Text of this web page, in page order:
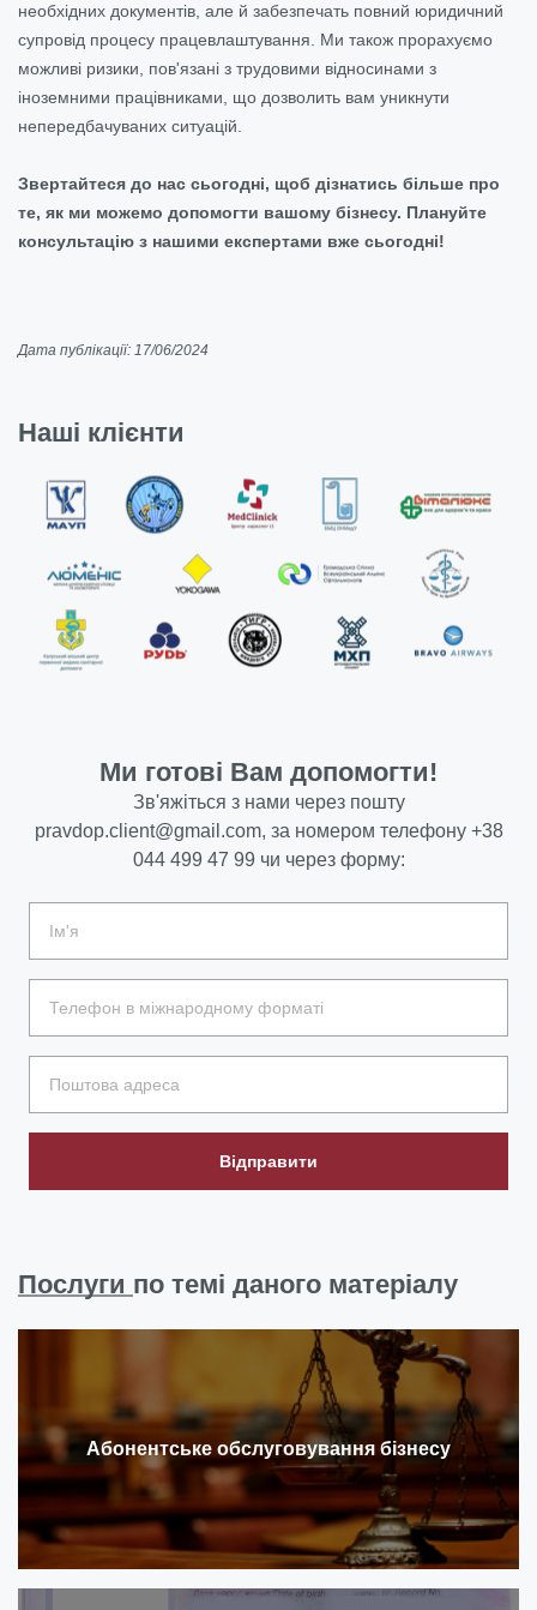
необхідних документів, але й забезпечать повний юридичний
супровід процесу працевлаштування. Ми також прорахуємо
можливі ризики, пов'язані з трудовими відносинами з
іноземними працівниками, що дозволить вам уникнути
непередбачуваних ситуацій.
Звертайтеся до нас сьогодні, щоб дізнатись більше про
те, як ми можемо допомогти вашому бізнесу. Плануйте
консультацію з нашими експертами вже сьогодні!
Дата публікації: 17/06/2024
Наші клієнти
Ми готові Вам допомогти!
Зв'яжіться з нами через пошту
pravdop.client@gmail.com, за номером телефону +38
044 499 47 99 чи через форму:
Відправити
Послуги по темі даного матеріалу
Абонентське обслуговування бізнесу